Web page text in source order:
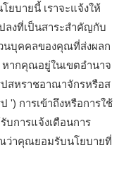
บายนี้ เราจะแจ้งให้
ลงที่เป็นสาระสำคัญกับ
นบุคคลของคุณที่ส่งผลก
ากคุณอยู่ในเขตอำนาจ
ปสหราชอาณาจักรหรือส
') การเข้าถึงหรือการใช้
บการแจ้งเตือนการ
ว่าคุณยอมรับนโยบายที่